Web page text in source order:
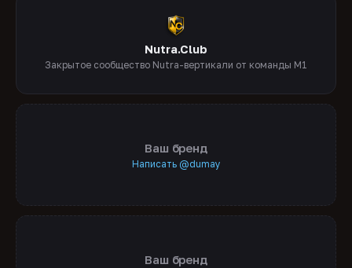
Nutra.Club
Закрытое сообщество Nutra-вертикали от команды M1
Ваш бренд
Написать @dumay
Ваш бренд